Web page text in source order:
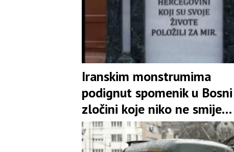
Iranskim monstrumima
podignut spomenik u
zločini koje niko ne smije
zaboraviti